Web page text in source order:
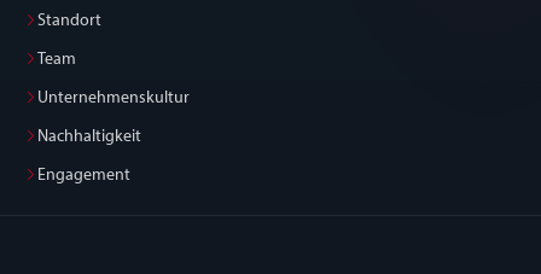
Standort
Team
Unternehmenskultur
Nachhaltigkeit
Engagement